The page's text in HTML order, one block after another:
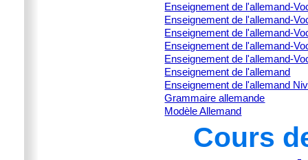
Enseignement de l'allemand-
Enseignement de l'allemand-
Enseignement de l'allemand-
Enseignement de l'allemand-
Enseignement de l'allemand-
Enseignement de l'allemand
Enseignement de l'allemand
Grammaire allemande
Modèle Allemand
Cours